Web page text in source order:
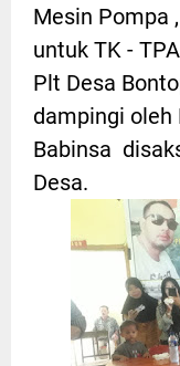
Mesin Pompa
untuk TK -
Plt Desa
dampingi oleh
Babinsa
Desa.